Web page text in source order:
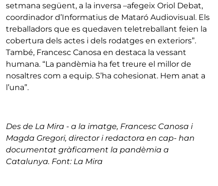
setmana següent, a la inversa –afegeix Oriol Debat,
coordinador d’Informatius de Mataró Audiovisual. Els
treballadors que es quedaven teletreballant feien la
cobertura dels actes i dels rodatges en exteriors”.
També, Francesc Canosa en destaca la vessant
humana. “La pandèmia ha fet treure el millor de
nosaltres com a equip. S’ha cohesionat. Hem anat a
l’una”.
Des de La Mira - a la imatge, Francesc Canosa i
Magda Gregori, director i redactora en cap- han
documentat gràficament la pandèmia a
Catalunya. Font: La Mira